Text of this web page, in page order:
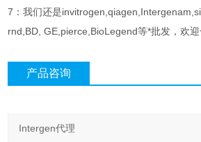
7：我们还是
rnd,BD, GE,pierce,BioLegend等*批发，欢迎
产品咨询